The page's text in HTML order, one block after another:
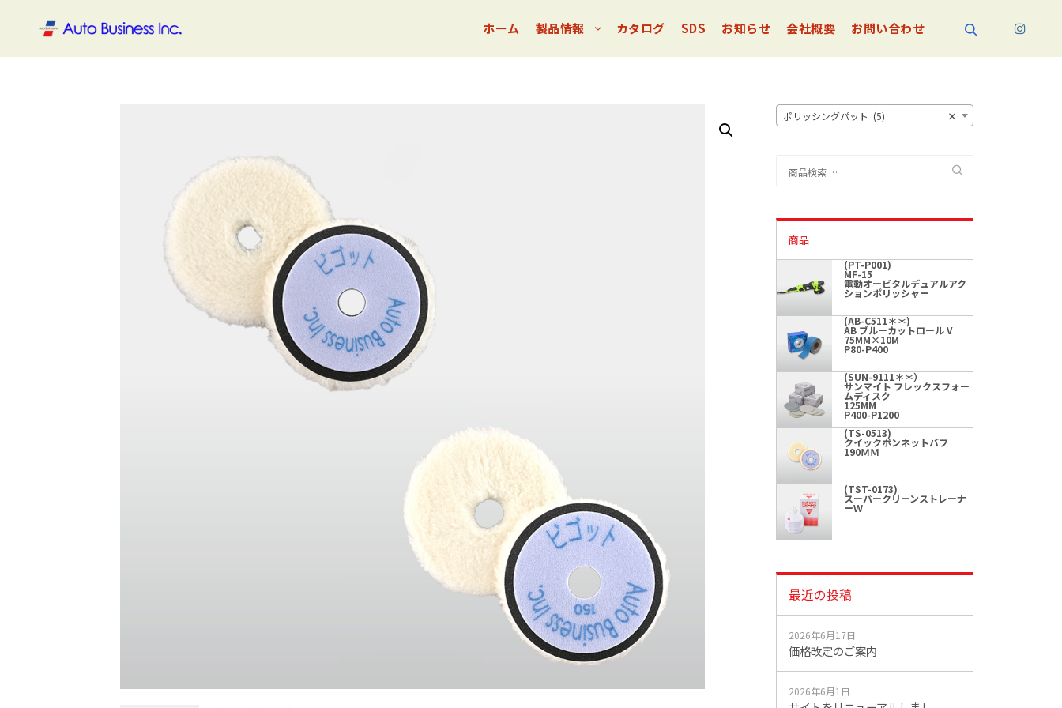
ホーム 製品情報 カタログ SDS お知らせ 会社概要 お問い合わせ
×
ポリッシングパット (5)
商品
(PT-P001)
MF-15
電動オービタルデュアルアク
ションポリッシャー
(AB-C511＊＊)
AB ブルーカットロール V
75MM×10M
P80-P400
(SUN-9111＊＊）
サンマイト フレックスフォー
ムディスク
125MM
P400-P1200
(TS-0513)
クイックボンネットバフ
190ＭＭ
(TST-0173)
スーパークリーンストレーナ
ーＷ
最近の投稿
価格改定のご案内
2026年6月17日
2026年6月1日